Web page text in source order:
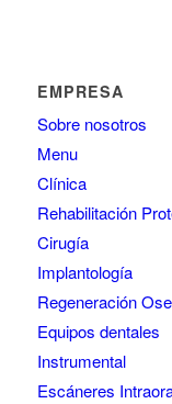
EMPRESA
Sobre nosotros
Menu
Clínica
Rehabilitación
Cirugía
Implantología
Regeneración
Equipos dentales
Instrumental
Escáneres